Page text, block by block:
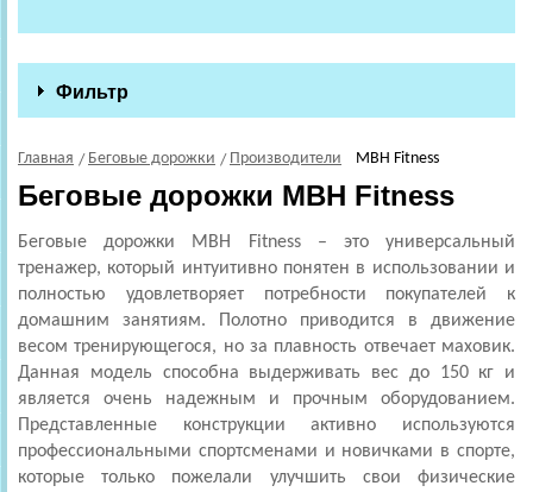
Фильтр
Главная Беговые дорожки Производители MBH Fitness
Беговые дорожки MBH Fitness
Беговые дорожки MBH Fitness – это универсальный
тренажер, который интуитивно понятен в использовании и
полностью удовлетворяет потребности покупателей к
домашним занятиям. Полотно приводится в движение
весом тренирующегося, но за плавность отвечает маховик.
Данная модель способна выдерживать вес до 150 кг и
является очень надежным и прочным оборудованием.
Представленные конструкции активно используются
профессиональными спортсменами и новичками в спорте,
которые только пожелали улучшить свои физические